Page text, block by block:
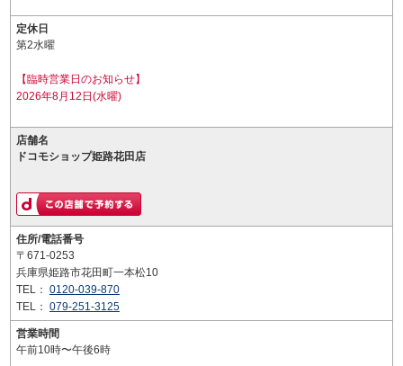
定休日
第2水曜
【臨時営業日のお知らせ】
2026年8月12日(水曜)
店舗名
ドコモショップ姫路花田店
住所/電話番号
〒671-0253
兵庫県姫路市花田町一本松10
TEL： 0120-039-870
TEL： 079-251-3125
営業時間
午前10時〜午後6時